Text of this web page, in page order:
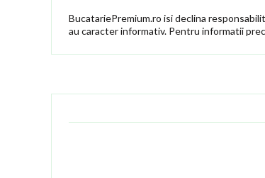
BucatariePremium.ro isi declina
au caracter informativ. Pentru informatii